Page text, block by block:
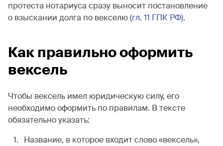
протеста нотариуса сразу выносит постановление
о взыскании долга по векселю (гл. 11 ГПК РФ).
Как правильно оформить
вексель
Чтобы вексель имел юридическую силу, его
необходимо оформить по правилам. В тексте
обязательно указать:
Название, в которое входит слово «вексель»,